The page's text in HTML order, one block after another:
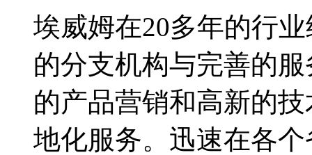
埃威姆在20多年的行
的分支机构与完善的
的产品营销和高新的
地化服务。迅速在各